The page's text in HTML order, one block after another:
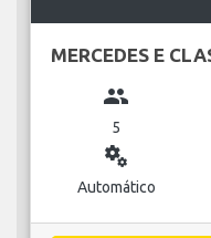
MERCEDES E
group
5
miscellaneous_services
Automático